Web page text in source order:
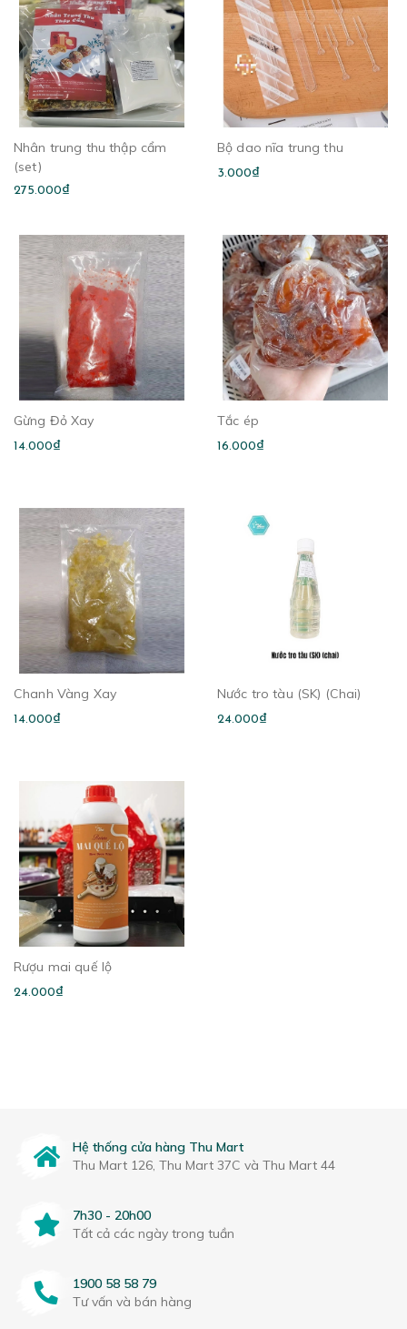
Nhân trung thu thập cẩm
(set)
275.000₫
Bộ dao nĩa trung thu
3.000₫
Gừng Đỏ Xay
14.000₫
Tắc ép
16.000₫
Chanh Vàng Xay
14.000₫
Nước tro tàu (SK) (Chai)
24.000₫
Rượu mai quế lộ
24.000₫
Hệ thống cửa hàng Thu Mart
Thu Mart 126, Thu Mart 37C và Thu Mart 44
7h30 - 20h00
Tất cả các ngày trong tuần
1900 58 58 79
Tư vấn và bán hàng